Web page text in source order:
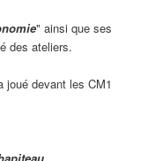
" ainsi que ses
des ateliers.
joué devant les CM1